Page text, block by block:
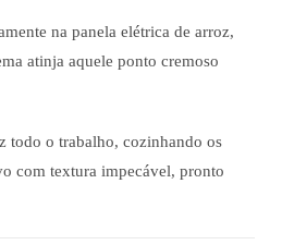
na panela elétrica de arroz,
atinja aquele ponto cremoso
todo o trabalho, cozinhando os
com textura impecável, pronto